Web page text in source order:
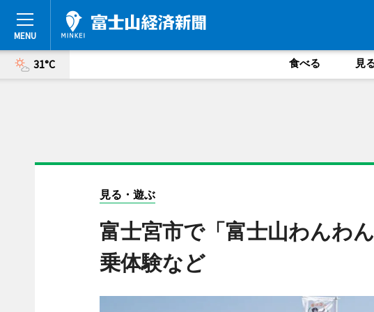
31°C 食べる 見
見る・遊ぶ
富士宮市で「富士山わんわ
乗体験など